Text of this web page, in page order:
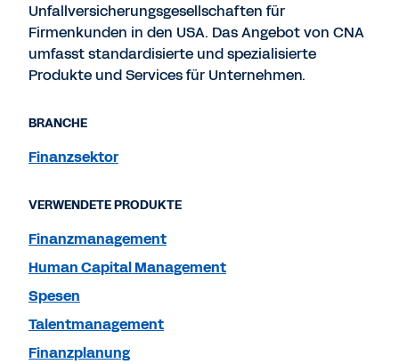
Unfallversicherungsgesellschaften für
Firmenkunden in den USA. Das Angebot von CNA
umfasst standardisierte und spezialisierte
Produkte und Services für Unternehmen.
BRANCHE
Finanzsektor
VERWENDETE PRODUKTE
Finanzmanagement
Human Capital Management
Spesen
Talentmanagement
Finanzplanung